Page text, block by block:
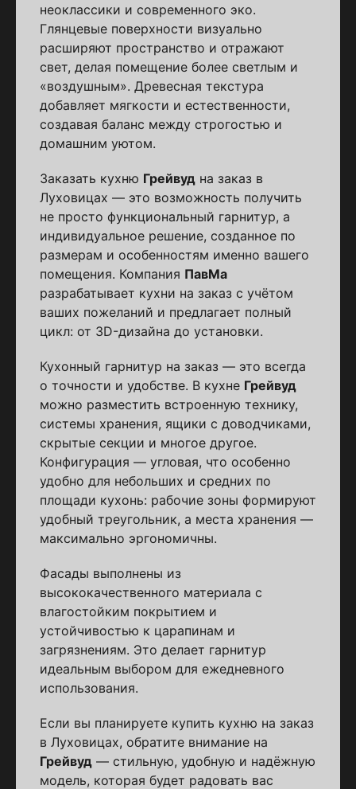
неоклассики и современного эко.
Глянцевые поверхности визуально
расширяют пространство и отражают
свет, делая помещение более светлым и
«воздушным». Древесная текстура
добавляет мягкости и естественности,
создавая баланс между строгостью и
домашним уютом.
Заказать кухню Грейвуд на заказ в
Луховицах — это возможность получить
не просто функциональный гарнитур, а
индивидуальное решение, созданное по
размерам и особенностям именно вашего
помещения. Компания ПавМа
разрабатывает кухни на заказ с учётом
ваших пожеланий и предлагает полный
цикл: от 3D-дизайна до установки.
Кухонный гарнитур на заказ — это всегда
о точности и удобстве. В кухне Грейвуд
можно разместить встроенную технику,
системы хранения, ящики с доводчиками,
скрытые секции и многое другое.
Конфигурация — угловая, что особенно
удобно для небольших и средних по
площади кухонь: рабочие зоны формируют
удобный треугольник, а места хранения —
максимально эргономичны.
Фасады выполнены из
высококачественного материала с
влагостойким покрытием и
устойчивостью к царапинам и
загрязнениям. Это делает гарнитур
идеальным выбором для ежедневного
использования.
Если вы планируете купить кухню на заказ
в Луховицах, обратите внимание на
Грейвуд — стильную, удобную и надёжную
модель, которая будет радовать вас